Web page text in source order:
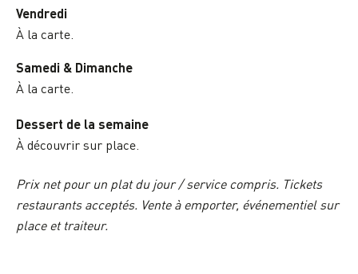
Vendredi
À la carte.
Samedi & Dimanche
À la carte.
Dessert de la semaine
À découvrir sur place.
Prix net pour un plat du jour / service compris. Tickets
restaurants acceptés. Vente à emporter, événementiel sur
place et traiteur.